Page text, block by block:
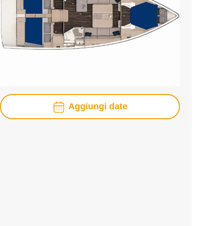
Aggiungi date